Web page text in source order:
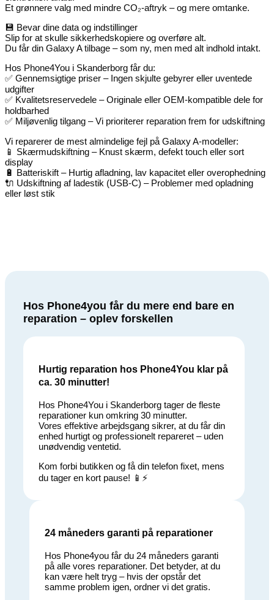
Et grønnere valg med mindre CO₂-aftryk – og mere omtanke.
💾 Bevar dine data og indstillinger
Slip for at skulle sikkerhedskopiere og overføre alt.
Du får din Galaxy A tilbage – som ny, men med alt indhold intakt.
Hos Phone4You i Skanderborg får du:
✅ Gennemsigtige priser – Ingen skjulte gebyrer eller uventede
udgifter
✅ Kvalitetsreservedele – Originale eller OEM-kompatible dele for
holdbarhed
✅ Miljøvenlig tilgang – Vi prioriterer reparation frem for udskiftning
Vi reparerer de mest almindelige fejl på Galaxy A-modeller:
📱 Skærmudskiftning – Knust skærm, defekt touch eller sort
display
🔋 Batteriskift – Hurtig afladning, lav kapacitet eller overophedning
🔌 Udskiftning af ladestik (USB-C) – Problemer med opladning
eller løst stik
Hos Phone4you får du mere end bare en
reparation – oplev forskellen
Hurtig reparation hos Phone4You klar på
ca. 30 minutter!
Hos Phone4You i Skanderborg tager de fleste
reparationer kun omkring 30 minutter.
Vores effektive arbejdsgang sikrer, at du får din
enhed hurtigt og professionelt repareret – uden
unødvendig ventetid.
Kom forbi butikken og få din telefon fixet, mens
du tager en kort pause! 📱⚡
24 måneders garanti på reparationer
Hos Phone4you får du 24 måneders garanti
på alle vores reparationer. Det betyder, at du
kan være helt tryg – hvis der opstår det
samme problem igen, ordner vi det gratis.